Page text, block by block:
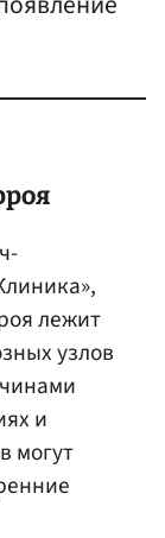
лежит
узлов
и
могут